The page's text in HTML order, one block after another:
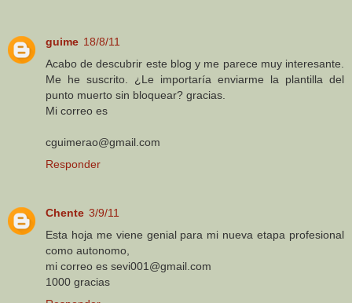
guime 18/8/11
Acabo de descubrir este blog y me parece muy interesante.
Me he suscrito. ¿Le importaría enviarme la plantilla del
punto muerto sin bloquear? gracias.
Mi correo es
cguimerao@gmail.com
Responder
Chente 3/9/11
Esta hoja me viene genial para mi nueva etapa profesional
como autonomo,
mi correo es sevi001@gmail.com
1000 gracias